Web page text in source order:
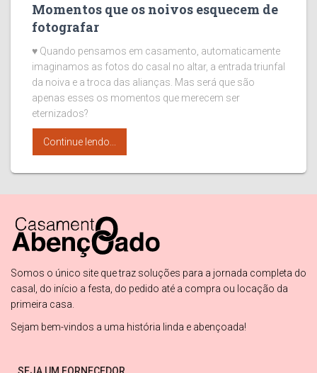
Momentos que os noivos esquecem de
fotografar
♥ Quando pensamos em casamento, automaticamente
imaginamos as fotos do casal no altar, a entrada triunfal
da noiva e a troca das alianças. Mas será que são
apenas esses os momentos que merecem ser
eternizados?
Continue lendo...
Somos o único site que traz soluções para a jornada completa do
casal, do início a festa, do pedido até a compra ou locação da
primeira casa.
Sejam bem-vindos a uma história linda e abençoada!